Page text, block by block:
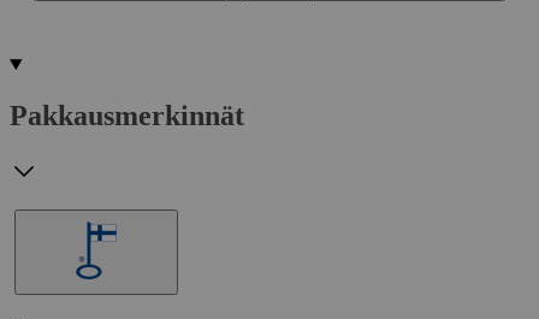
Pakkausmerkinnät